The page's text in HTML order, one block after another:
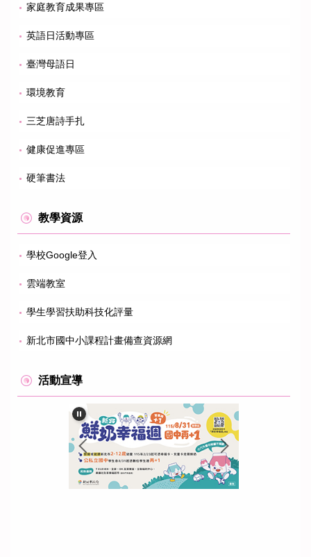
家庭教育成果專區
英語日活動專區
臺灣母語日
環境教育
三芝唐詩手扎
健康促進專區
硬筆書法
教學資源
學校Google登入
雲端教室
學生學習扶助科技化評量
新北市國中小課程計畫備查資源網
活動宣導